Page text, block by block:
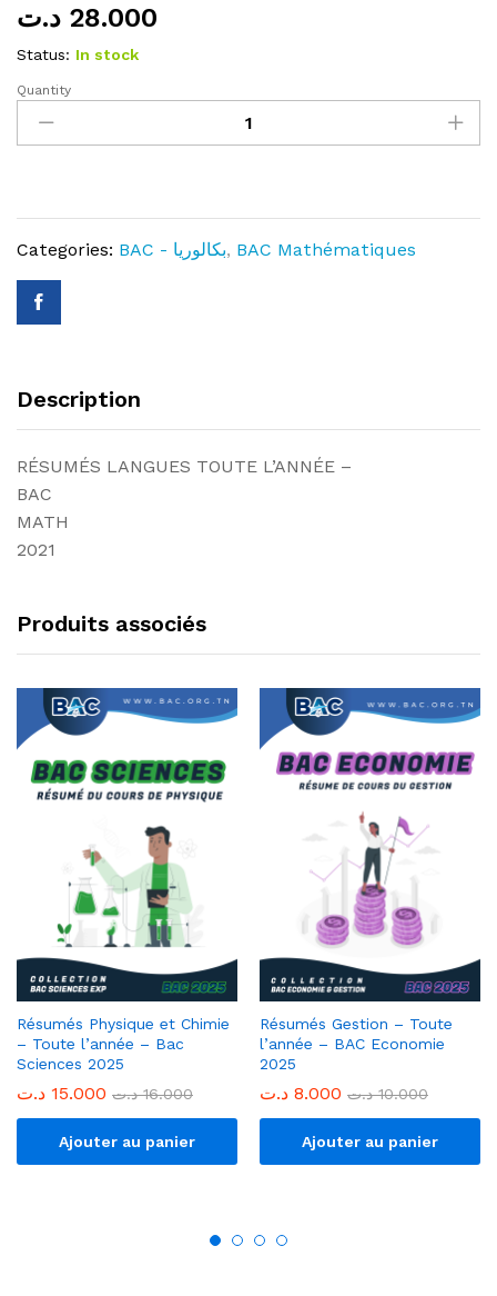
28.000 د.ت
Status: In stock
Résumés
Langues
–
Bac
Tunisie
Quantity
Categories: BAC - بكالوريا, BAC Mathématiques
Description
RÉSUMÉS LANGUES TOUTE L’ANNÉE –
BAC
MATH
2021
Produits associés
Résumés Physique et Chimie
– Toute l’année – Bac
Sciences 2025
15.000 د.ت 16.000 د.ت
Ajouter au panier
Résumés Gestion – Toute
l’année – BAC Economie
2025
8.000 د.ت 10.000 د.ت
Ajouter au panier